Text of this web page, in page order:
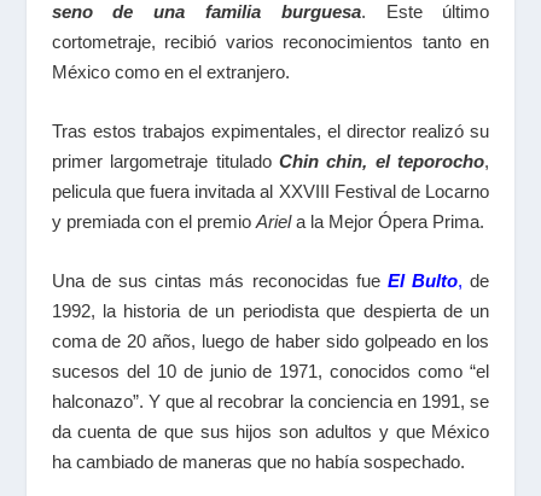
seno de una familia burguesa. Este último
cortometraje, recibió varios reconocimientos tanto en
México como en el extranjero.
Tras estos trabajos expimentales, el director realizó su
primer largometraje titulado Chin chin, el teporocho,
pelicula que fuera invitada al XXVIII Festival de Locarno
y premiada con el premio Ariela la Mejor Ópera Prima.
Una de sus cintas más reconocidas fueEl Bulto, de
1992, la historia de un periodista que despierta de un
coma de 20 años, luego de haber sido golpeado en los
sucesos del 10 de junio de 1971, conocidos como “el
halconazo”. Y que al recobrar la conciencia en 1991, se
da cuenta de que sus hijos son adultos y que México
ha cambiado de maneras que no había sospechado.